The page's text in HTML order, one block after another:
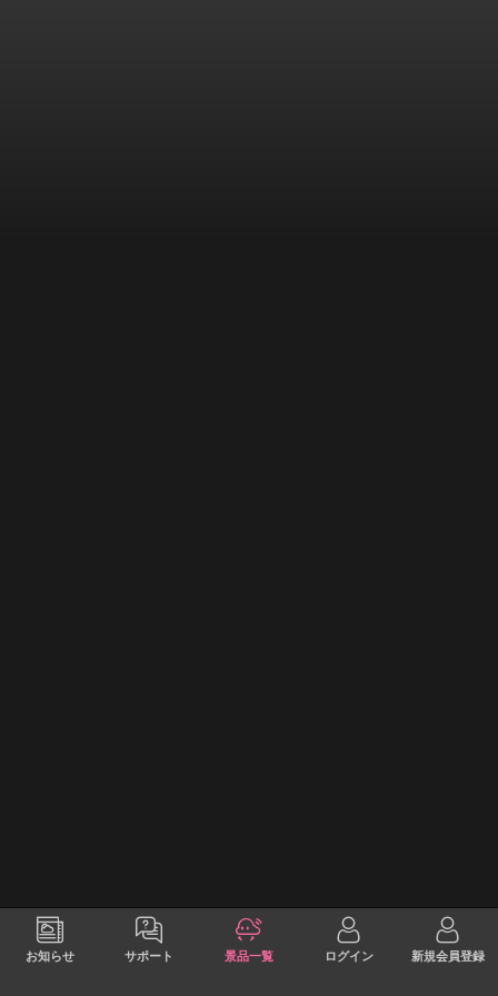
お知らせ サポート 景品一覧 ログイン 新規会員登録